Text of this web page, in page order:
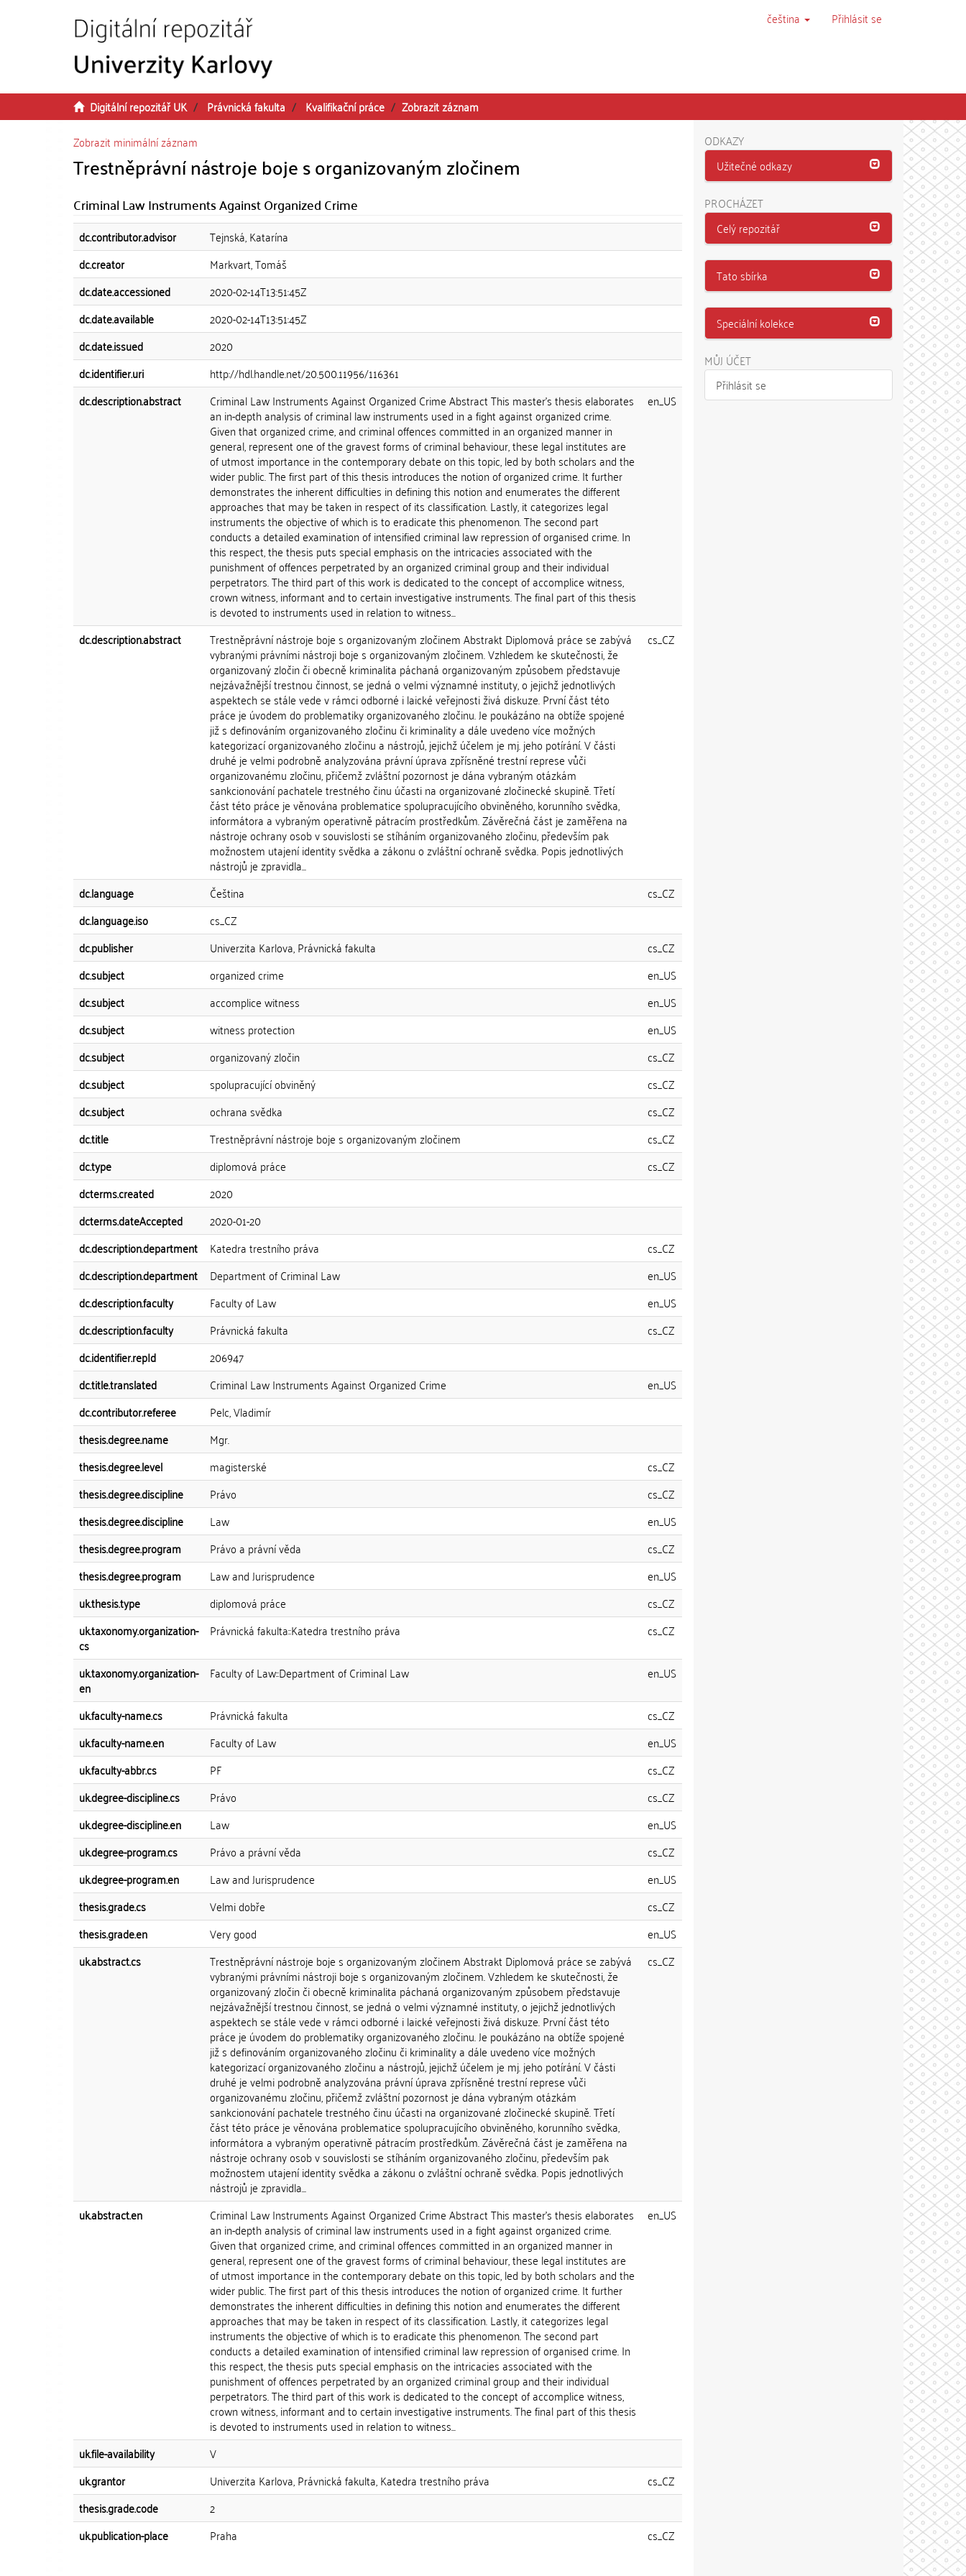
čeština Přihlásit se
Digitální repozitář UK Právnická fakulta Kvalifikační práce
Zobrazit záznam
Zobrazit minimální záznam
Trestněprávní nástroje boje s organizovaným zločinem
Criminal Law Instruments Against Organized Crime
dc.contributor.advisor
Tejnská, Katarína
dc.creator
Markvart, Tomáš
dc.date.accessioned
2020-02-14T13:51:45Z
dc.date.available
2020-02-14T13:51:45Z
dc.date.issued
2020
dc.identifier.uri
http://hdl.handle.net/20.500.11956/116361
dc.description.abstract
Criminal Law Instruments Against Organized Crime Abstract This master's thesis elaborates
an in-depth analysis of criminal law instruments used in a fight against organized crime.
Given that organized crime, and criminal offences committed in an organized manner in
general, represent one of the gravest forms of criminal behaviour, these legal institutes are
of utmost importance in the contemporary debate on this topic, led by both scholars and the
wider public. The first part of this thesis introduces the notion of organized crime. It further
demonstrates the inherent difficulties in defining this notion and enumerates the different
approaches that may be taken in respect of its classification. Lastly, it categorizes legal
instruments the objective of which is to eradicate this phenomenon. The second part
conducts a detailed examination of intensified criminal law repression of organised crime. In
this respect, the thesis puts special emphasis on the intricacies associated with the
punishment of offences perpetrated by an organized criminal group and their individual
perpetrators. The third part of this work is dedicated to the concept of accomplice witness,
crown witness, informant and to certain investigative instruments. The final part of this thesis
is devoted to instruments used in relation to witness...
en_US
dc.description.abstract Trestněprávní nástroje boje s organizovaným zločinem Abstrakt Diplomová práce se zabývá
vybranými právními nástroji boje s organizovaným zločinem. Vzhledem ke skutečnosti, že
organizovaný zločin či obecně kriminalita páchaná organizovaným způsobem představuje
nejzávažnější trestnou činnost, se jedná o velmi významné instituty, o jejichž jednotlivých
aspektech se stále vede v rámci odborné i laické veřejnosti živá diskuze. První část této
práce je úvodem do problematiky organizovaného zločinu. Je poukázáno na obtíže spojené
již s definováním organizovaného zločinu či kriminality a dále uvedeno více možných
kategorizací organizovaného zločinu a nástrojů, jejichž účelem je mj. jeho potírání. V části
druhé je velmi podrobně analyzována právní úprava zpřísněné trestní represe vůči
organizovanému zločinu, přičemž zvláštní pozornost je dána vybraným otázkám
sankcionování pachatele trestného činu účasti na organizované zločinecké skupině. Třetí
část této práce je věnována problematice spolupracujícího obviněného, korunního svědka,
informátora a vybraným operativně pátracím prostředkům. Závěrečná část je zaměřena na
nástroje ochrany osob v souvislosti se stíháním organizovaného zločinu, především pak
možnostem utajení identity svědka a zákonu o zvláštní ochraně svědka. Popis jednotlivých
nástrojů je zpravidla...
cs_CZ
dc.language Čeština
cs_CZ
dc.language.iso
cs_CZ
dc.publisher
Univerzita Karlova, Právnická fakulta
cs_CZ
dc.subject
organized crime
en_US
dc.subject
accomplice witness
en_US
dc.subject
witness protection
en_US
dc.subject
organizovaný zločin
cs_CZ
dc.subject
spolupracující obviněný
cs_CZ
dc.subject
ochrana svědka
cs_CZ
dc.title
Trestněprávní nástroje boje s organizovaným zločinem
cs_CZ
dc.type
diplomová práce
cs_CZ
dcterms.created
2020
dcterms.dateAccepted
2020-01-20
dc.description.department
Katedra trestního práva
cs_CZ
dc.description.department
Department of Criminal Law
en_US
dc.description.faculty
Faculty of Law
en_US
dc.description.faculty
Právnická fakulta
cs_CZ
dc.identifier.repId
206947
dc.title.translated
Criminal Law Instruments Against Organized Crime
en_US
dc.contributor.referee
Pelc, Vladimír
thesis.degree.name
Mgr.
thesis.degree.level
magisterské
cs_CZ
thesis.degree.discipline
Právo
cs_CZ
thesis.degree.discipline
Law
en_US
thesis.degree.program
Právo a právní věda
cs_CZ
thesis.degree.program
Law and Jurisprudence
en_US
uk.thesis.type
diplomová práce
cs_CZ
uk.taxonomy.organization-
cs
Právnická fakulta::Katedra trestního práva cs_CZ
uk.taxonomy.organization-
en
Faculty of Law::Department of Criminal Law en_US
uk.faculty-name.cs Právnická fakulta
cs_CZ
uk.faculty-name.en
Faculty of Law
en_US
uk.faculty-abbr.cs
PF
cs_CZ
uk.degree-discipline.cs
Právo
cs_CZ
uk.degree-discipline.en
Law
en_US
uk.degree-program.cs
Právo a právní věda
cs_CZ
uk.degree-program.en
Law and Jurisprudence
en_US
thesis.grade.cs
Velmi dobře
cs_CZ
thesis.grade.en
Very good
en_US
uk.abstract.cs
Trestněprávní nástroje boje s organizovaným zločinem Abstrakt Diplomová práce se zabývá
vybranými právními nástroji boje s organizovaným zločinem. Vzhledem ke skutečnosti, že
organizovaný zločin či obecně kriminalita páchaná organizovaným způsobem představuje
nejzávažnější trestnou činnost, se jedná o velmi významné instituty, o jejichž jednotlivých
aspektech se stále vede v rámci odborné i laické veřejnosti živá diskuze. První část této
práce je úvodem do problematiky organizovaného zločinu. Je poukázáno na obtíže spojené
již s definováním organizovaného zločinu či kriminality a dále uvedeno více možných
kategorizací organizovaného zločinu a nástrojů, jejichž účelem je mj. jeho potírání. V části
druhé je velmi podrobně analyzována právní úprava zpřísněné trestní represe vůči
organizovanému zločinu, přičemž zvláštní pozornost je dána vybraným otázkám
sankcionování pachatele trestného činu účasti na organizované zločinecké skupině. Třetí
část této práce je věnována problematice spolupracujícího obviněného, korunního svědka,
informátora a vybraným operativně pátracím prostředkům. Závěrečná část je zaměřena na
nástroje ochrany osob v souvislosti se stíháním organizovaného zločinu, především pak
možnostem utajení identity svědka a zákonu o zvláštní ochraně svědka. Popis jednotlivých
nástrojů je zpravidla...
cs_CZ
uk.abstract.en Criminal Law Instruments Against Organized Crime Abstract This master's thesis elaborates
an in-depth analysis of criminal law instruments used in a fight against organized crime.
Given that organized crime, and criminal offences committed in an organized manner in
general, represent one of the gravest forms of criminal behaviour, these legal institutes are
of utmost importance in the contemporary debate on this topic, led by both scholars and the
wider public. The first part of this thesis introduces the notion of organized crime. It further
demonstrates the inherent difficulties in defining this notion and enumerates the different
approaches that may be taken in respect of its classification. Lastly, it categorizes legal
instruments the objective of which is to eradicate this phenomenon. The second part
conducts a detailed examination of intensified criminal law repression of organised crime. In
this respect, the thesis puts special emphasis on the intricacies associated with the
punishment of offences perpetrated by an organized criminal group and their individual
perpetrators. The third part of this work is dedicated to the concept of accomplice witness,
crown witness, informant and to certain investigative instruments. The final part of this thesis
is devoted to instruments used in relation to witness...
en_US
uk.file-availability
V
uk.grantor
Univerzita Karlova, Právnická fakulta, Katedra trestního práva
cs_CZ
thesis.grade.code
2
uk.publication-place
Praha cs_CZ
ODKAZY
Užitečné odkazy
PROCHÁZET
Celý repozitář
Tato sbírka
Speciální kolekce
MŮJ ÚČET
Přihlásit se